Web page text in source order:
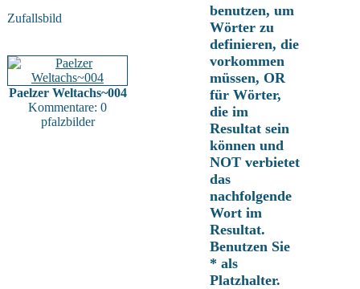
Zufallsbild
Paelzer Weltachs~004
Kommentare: 0
pfalzbilder
benutzen, um
Wörter zu
definieren, die
vorkommen
müssen, OR
für Wörter,
die im
Resultat sein
können und
NOT verbietet
das
nachfolgende
Wort im
Resultat.
Benutzen Sie
* als
Platzhalter.